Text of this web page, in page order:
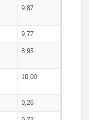
9,87
9,77
8,95
10,00
9,26